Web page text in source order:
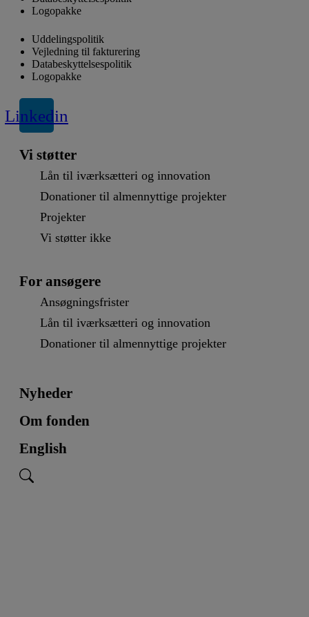
Logopakke
Uddelingspolitik
Vejledning til fakturering
Databeskyttelsespolitik
Logopakke
Linkedin
Vi støtter
Lån til iværksætteri og innovation
Donationer til almennyttige projekter
Projekter
Vi støtter ikke
For ansøgere
Ansøgningsfrister
Lån til iværksætteri og innovation
Donationer til almennyttige projekter
Nyheder
Om fonden
English